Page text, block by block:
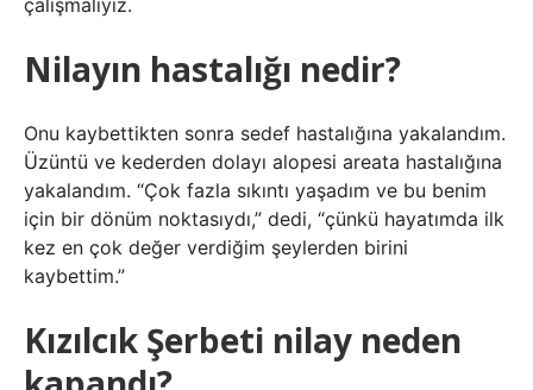
çalışmalıyız.
Nilayın hastalığı nedir?
Onu kaybettikten sonra sedef hastalığına yakalandım.
Üzüntü ve kederden dolayı alopesi areata hastalığına
yakalandım. “Çok fazla sıkıntı yaşadım ve bu benim
için bir dönüm noktasıydı,” dedi, “çünkü hayatımda ilk
kez en çok değer verdiğim şeylerden birini
kaybettim.”
Kızılcık Şerbeti nilay neden